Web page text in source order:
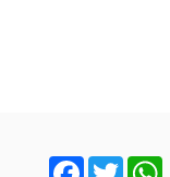
Facebook